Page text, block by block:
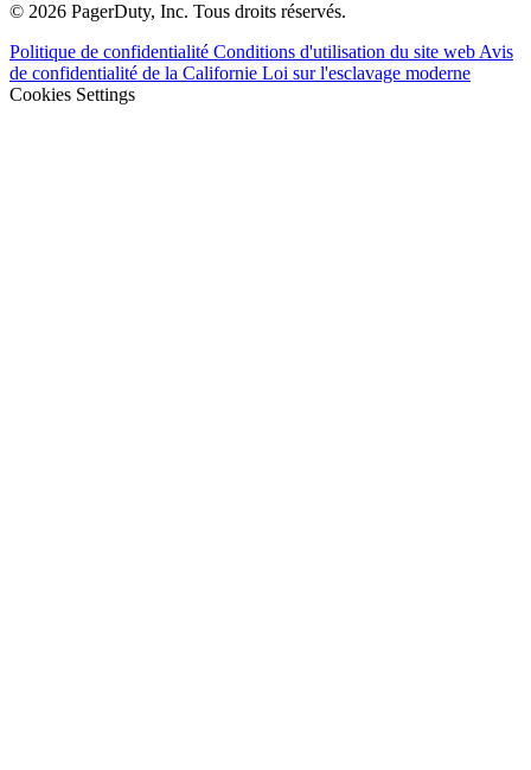
© 2026 PagerDuty, Inc. Tous droits réservés.
Politique de confidentialité Conditions d'utilisation du site web Avis
de confidentialité de la Californie Loi sur l'esclavage moderne
Cookies Settings